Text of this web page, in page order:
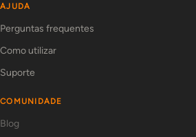
AJUDA
Perguntas frequentes
Como utilizar
Suporte
COMUNIDADE
Blog